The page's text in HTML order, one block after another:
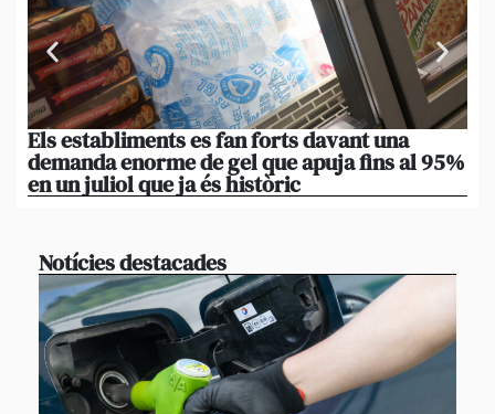
Els establiments es fan forts davant una
demanda enorme de gel que apuja fins al 95%
en un juliol que ja és històric
Notícies destacades